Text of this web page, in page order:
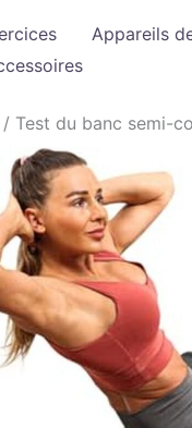
Appareils
Test du banc semi-